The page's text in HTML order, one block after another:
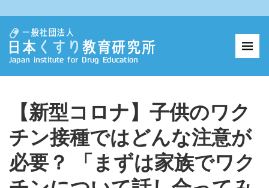
【新型コロナ】子供のワク
チン接種ではどんな注意が
必要？ 「まずは家族でワク